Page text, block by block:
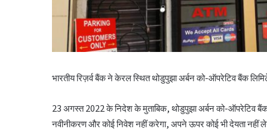
भारतीय रिज़र्व बैंक ने केरल स्थित थोडुपुझा अर्बन को-ऑपरेटिव बैंक
23 अगस्त 2022 के निदेश के मुताबिक, थोडुपुझा अर्बन को-ऑपरेटिव
नवीनीकरण और कोई निवेश नहीं करेगा, अपने ऊपर कोई भी देयता नहीं